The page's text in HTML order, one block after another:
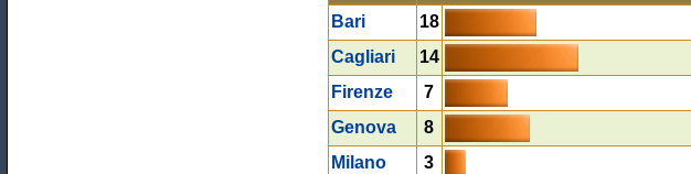
Bari
18
Cagliari
14
Firenze
7
Genova
8
Milano
3